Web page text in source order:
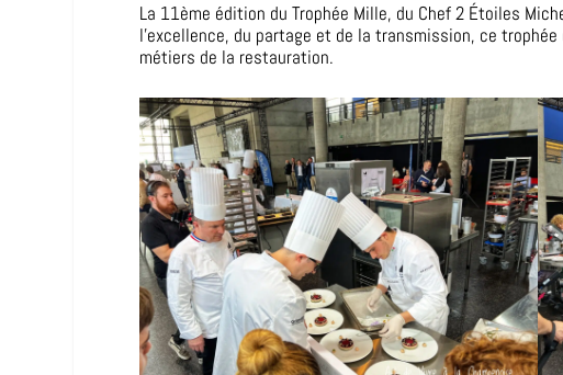
La 11ème édition du Trophée Mille, du Chef 2 Étoiles
l’excellence, du partage et de la transmission, ce
métiers de la restauration.